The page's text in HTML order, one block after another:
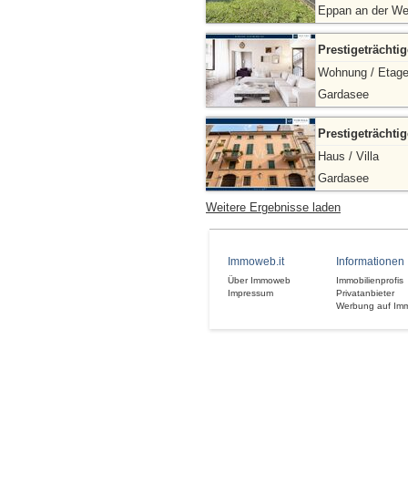
Eppan an der
Wohnung / Etage
Gardasee
Haus / Villa
Gardasee
Weitere Ergebnisse laden
Immoweb.it
Über Immoweb
Impressum
Informationen
Immobilienprofis
Privatanbieter
Werbung auf